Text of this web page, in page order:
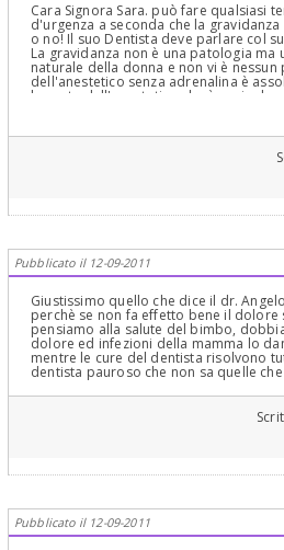
Cara Signora Sara. può fare qualsiasi
d'urgenza a seconda che la
o no! Il suo Dentista deve parlare col
La gravidanza non è una patologia ma
naturale della donna e non vi è
dell'anestetico senza adrenalina è
la parte dell'anestetico che è
anestetico) che ha un effetto inotropo
solo ma non dando anche la
ischemizzare localmente i vasi
lungo in loco lo'anestetico, esso
periferico più velocemente, viene
agisce negativamente sul cuore o su
come una avulsione dentale o come
parodontale o di altra natura , anche in
situazioni in cui sarebbe preferibile
blatte o cuore o rene o altro o feto,
è non far soffrire minimamente
in circolo quantità massive di
efficace è usare anestetico con
rimanendo più a lungo in loco per il
inotropo negativo sul cuore più
purtroppo non è recepito dalla
Medici e addirittura dei Cardiologi ma
pubblicazione scientifiche e
Cardiologi Italiani e del Mondo, è
così.Cordialmente Gustavo Petti,
Claudia Petti, in Cagliari.
Pubblicato il 12-09-2011
Giustissimo quello che dice il dr.
perchè se non fa effetto bene il dolore
pensiamo alla salute del bimbo,
dolore ed infezioni della mamma lo
mentre le cure del dentista risolvono
dentista pauroso che non sa quelle
Pubblicato il 12-09-2011